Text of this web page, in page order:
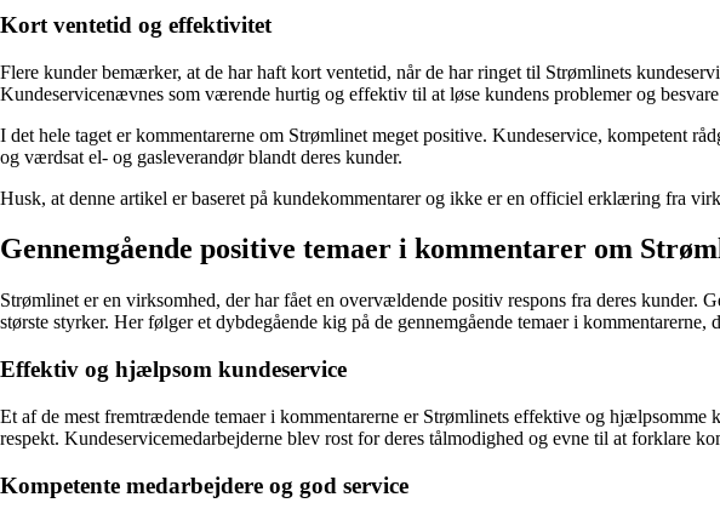
Kort ventetid og effektivitet
Flere kunder bemærker, at de har haft kort ventetid, når de har ringet til Strømlinets
Kundeservicenævnes som værende hurtig og effektiv til at løse kundens problemer og
I det hele taget er kommentarerne om Strømlinet meget positive. Kundeservice, kompetent
og værdsat el- og gasleverandør blandt deres kunder.
Husk, at denne artikel er baseret på kundekommentarer og ikke er en officiel erklæring fra
Gennemgående positive temaer i kommentarer om
Strømlinet er en virksomhed, der har fået en overvældende positiv respons fra deres kunder.
største styrker. Her følger et dybdegående kig på de gennemgående temaer i
Effektiv og hjælpsom kundeservice
Et af de mest fremtrædende temaer i kommentarerne er Strømlinets effektive og
respekt. Kundeservicemedarbejderne blev rost for deres tålmodighed og evne til at forklare
Kompetente medarbejdere og god service